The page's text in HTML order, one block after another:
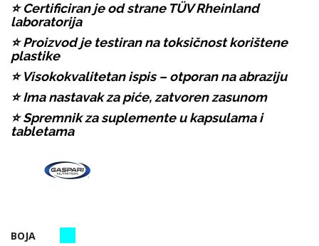
⭐ Certificiran je od strane TÜV Rheinland
laboratorija
⭐ Proizvod je testiran na toksičnost korištene
plastike
⭐ Visokokvalitetan ispis – otporan na abraziju
⭐ Ima nastavak za piće, zatvoren zasunom
⭐ Spremnik za suplemente u kapsulama i
tabletama
BOJA